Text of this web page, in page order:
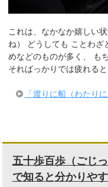
これは、なかなか嬉しい
ね） どうしても ことわざ
めなどのものが多く、 も
そればっかりでは疲れる
「渡りに船（わたり
五十歩百歩（ごじ
で知ると分かりや